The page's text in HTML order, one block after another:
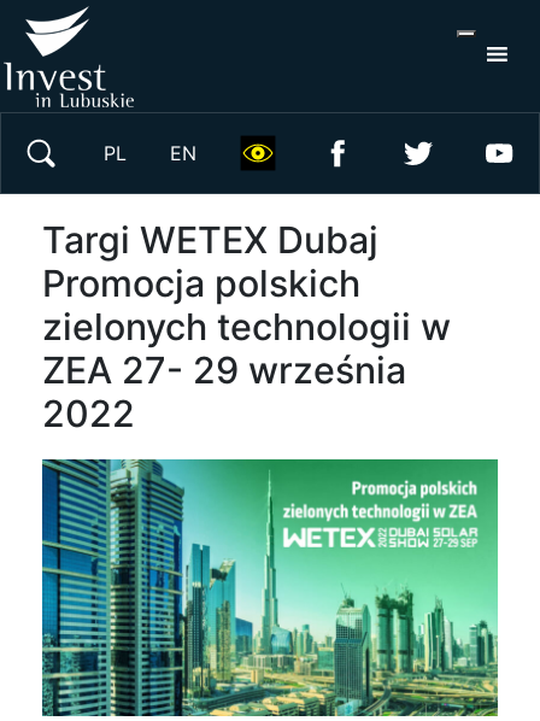
PL EN
Targi WETEX Dubaj
Promocja polskich
zielonych technologii w
ZEA 27- 29 września
2022
Wyszukaj w serwisie